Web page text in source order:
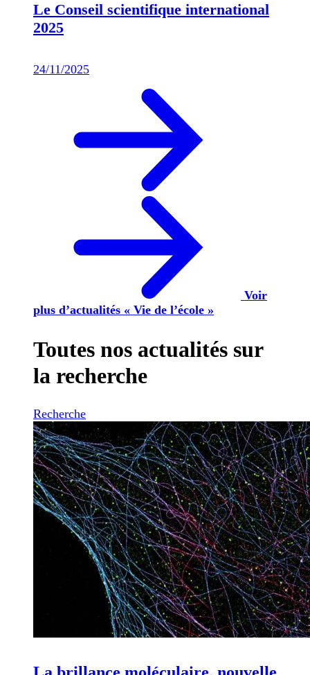
Le Conseil scientifique international
2025
24/11/2025
Voir
plus d’actualités « Vie de l’école »
Toutes nos actualités sur
la recherche
Recherche